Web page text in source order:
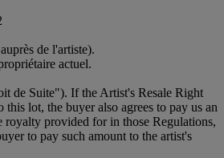
de l'artiste).
actuel.
de Suite"). If the Artist's Resale Right
lot, the buyer also agrees to pay us an
royalty provided for in those Regulations,
to pay such amount to the artist's